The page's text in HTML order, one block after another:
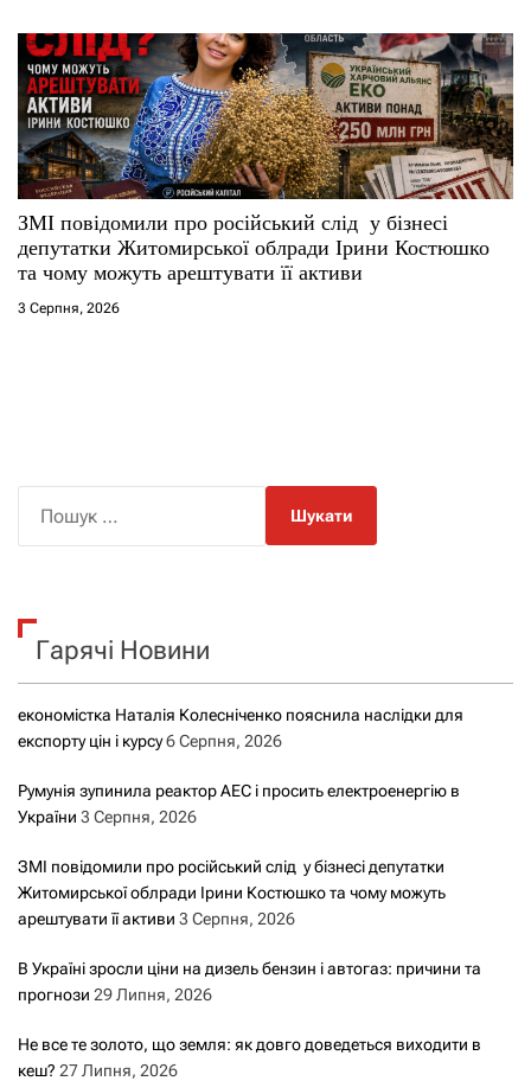
ЗМІ повідомили про російський слід у бізнесі
депутатки Житомирської облради Ірини Костюшко
та чому можуть арештувати її активи
3 Серпня, 2026
к
Гарячі Новини
економістка Наталія Колесніченко пояснила наслідки для
експорту цін і курсу6 Серпня, 2026
Румунія зупинила реактор АЕС і просить електроенергію в
України 3 Серпня, 2026
ЗМІ повідомили про російський слід у бізнесі депутатки
Житомирської облради Ірини Костюшко та чому можуть
арештувати її активи 3 Серпня, 2026
В Україні зросли ціни на дизель бензин і автогаз: причини та
прогнози 29 Липня, 2026
Не все те золото, що земля: як довго доведеться виходити в
кеш? 27 Липня, 2026